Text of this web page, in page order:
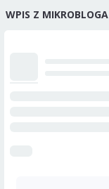
WPIS Z MIKROBLOGA